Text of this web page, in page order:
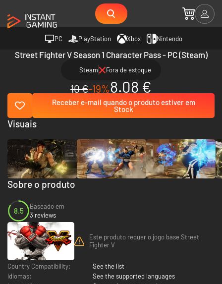
PC PlayStation Xbox Nintendo
Street Fighter V Season 1 Character Pass - PC (Steam)
Steam Fora de estoque
10 €-19%8.08 €
Receber e-mail quando o produto estiver em
Stock
Sobre o produto
8.5
Baseado em
3 reviews
Este produto requer o jogo base Street
Fighter V
Country Compatibility:
See the list
Idiomas:
See the supported languages
Visuais